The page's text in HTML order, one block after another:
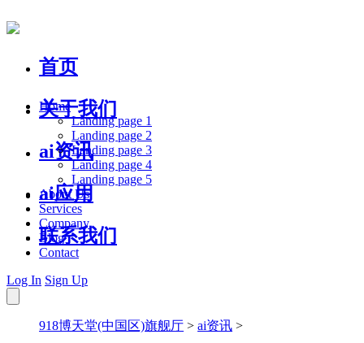
首页
关于我们
ai资讯
ai应用
联系我们
Home
Landing page 1
Landing page 2
Landing page 3
Landing page 4
Landing page 5
About Us
Services
Company
Blog
Contact
Log In Sign Up
918博天堂(中国区)旗舰厅 > ai资讯 >